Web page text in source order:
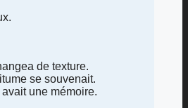
de texture.
se souvenait.
une mémoire.